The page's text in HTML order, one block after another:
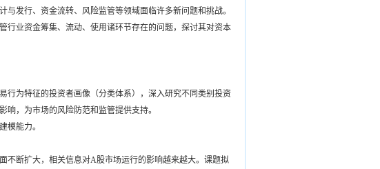
发行、资金流转、风险监管等领域面临许多新问题和挑战。
行业资金筹集、流动、使用诸环节存在的问题，探讨其对资本
行为特征的投资者画像（分类体系），深入研究不同类别投资
，为市场的风险防范和监管提供支持。
模能力。
不断扩大，相关信息对A股市场运行的影响越来越大。课题拟